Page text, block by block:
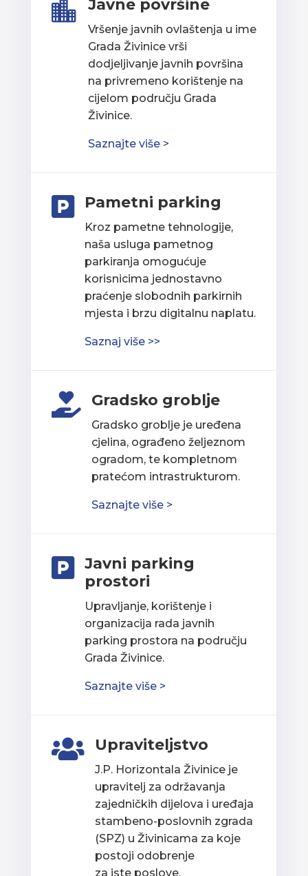
 Javne površine
Vršenje javnih ovlaštenja u ime
Grada Živinice vrši
dodjeljivanje javnih površina
na privremeno korištenje na
cijelom području Grada
Živinice.
Saznajte više >
 Pametni parking
Kroz pametne tehnologije,
naša usluga pametnog
parkiranja omogućuje
korisnicima jednostavno
praćenje slobodnih parkirnih
mjesta i brzu digitalnu naplatu.
Saznaj više >>
 Gradsko groblje
Gradsko groblje je uređena
cjelina, ograđeno željeznom
ogradom, te kompletnom
pratećom intrastrukturom.
Saznajte više >

Javni parking
prostori
Upravljanje, korištenje i
organizacija rada javnih
parking prostora na području
Grada Živinice.
Saznajte više >
 Upraviteljstvo
J.P. Horizontala Živinice je
upravitelj za održavanja
zajedničkih dijelova i uređaja
stambeno-poslovnih zgrada
(SPZ) u Živinicama za koje
postoji odobrenje
za iste poslove.